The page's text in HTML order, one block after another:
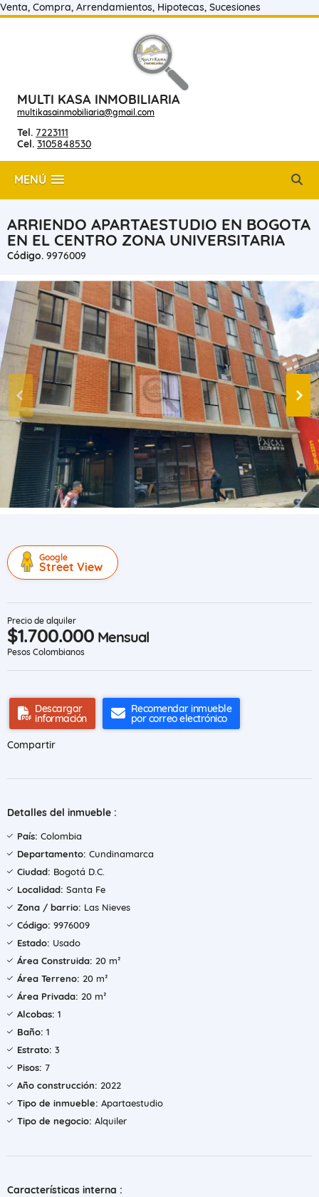
Venta, Compra, Arrendamientos, Hipotecas, Sucesiones
MULTI KASA INMOBILIARIA
multikasainmobiliaria@gmail.com
Tel. 7223111
Cel. 3105848530
MENÚ
ARRIENDO APARTAESTUDIO EN BOGOTA
EN EL CENTRO ZONA UNIVERSITARIA
Código. 9976009
Google
Street View
Precio de alquiler
$1.700.000 Mensual
Pesos Colombianos
Descargar
información
Recomendar inmueble
por correo electrónico
Compartir
Detalles del inmueble :
País: Colombia
Departamento: Cundinamarca
Ciudad: Bogotá D.C.
Localidad: Santa Fe
Zona / barrio: Las Nieves
Código: 9976009
Estado: Usado
Área Construida: 20 m²
Área Terreno: 20 m²
Área Privada: 20 m²
Alcobas: 1
Baño: 1
Estrato: 3
Pisos: 7
Año construcción: 2022
Tipo de inmueble: Apartaestudio
Tipo de negocio: Alquiler
Características interna :